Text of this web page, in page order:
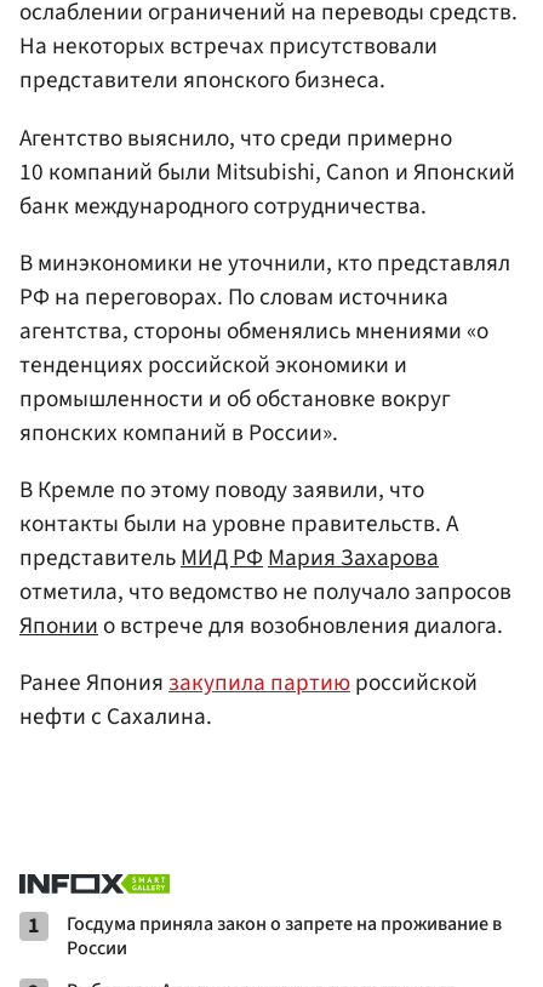
ослаблении ограничений на переводы средств.
На некоторых встречах присутствовали
представители японского бизнеса.
Агентство выяснило, что среди примерно
10 компаний были Mitsubishi, Canon и Японский
банк международного сотрудничества.
В минэкономики не уточнили, кто представлял
РФ на переговорах. По словам источника
агентства, стороны обменялись мнениями «о
тенденциях российской экономики и
промышленности и об обстановке вокруг
японских компаний в России».
В Кремле по этому поводу заявили, что
контакты были на уровне правительств. А
представительМИД РФМария Захарова
отметила, что ведомство не получало запросов
Япониио встрече для возобновления диалога.
Ранее Япониязакупила партиюроссийской
нефти с Сахалина.
1
Госдума приняла закон о запрете на проживание в
России